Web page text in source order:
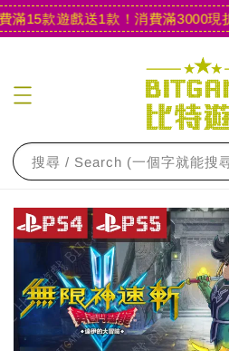
款遊戲送1款！消費滿3000現折
搜尋 / Search (一個字就能搜